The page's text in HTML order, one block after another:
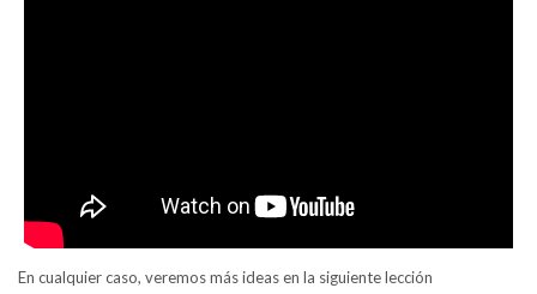
En cualquier caso, veremos más ideas en la siguiente lección